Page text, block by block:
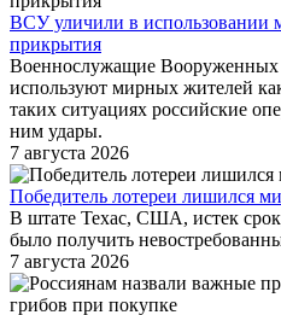
ВСУ уличили в использовании
прикрытия
Военнослужащие
используют мирных жителей
таких ситуациях российские
ним удары.
7 августа 2026
Победитель лотереи лишился
В штате Техас, США, истек
было получить
7 августа 2026